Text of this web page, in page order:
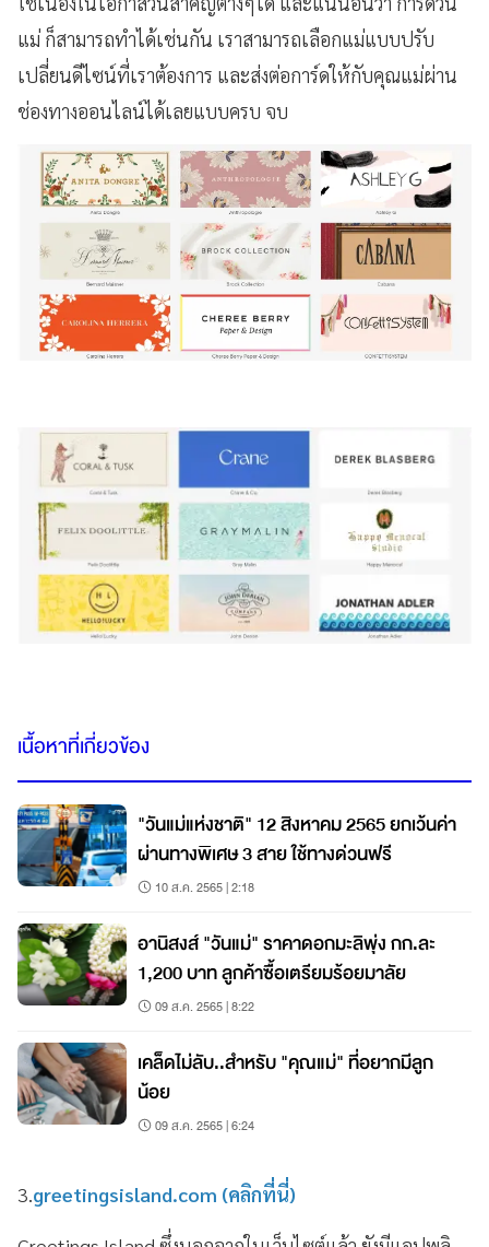
แม่ ก็สามารถทำได้เช่นกัน เราสามารถเลือกแม่แบบปรับ
เปลี่ยนดีไซน์ที่เราต้องการ และส่งต่อการ์ดให้กับคุณแม่ผ่าน
ช่องทางออนไลน์ได้เลยแบบครบ จบ
เนื้อหาที่เกี่ยวข้อง
"วันแม่แห่งชาติ" 12 สิงหาคม 2565 ยกเว้นค่า
ผ่านทางพิเศษ 3 สาย ใช้ทางด่วนฟรี
10 ส.ค. 2565 | 2:18
อานิสงส์ "วันแม่" ราคาดอกมะลิพุ่ง กก.ละ
1,200 บาท ลูกค้าซื้อเตรียมร้อยมาลัย
09 ส.ค. 2565 | 8:22
เคล็ดไม่ลับ..สำหรับ "คุณแม่" ที่อยากมีลูก
น้อย
09 ส.ค. 2565 | 6:24
3.greetingsisland.com (คลิกที่นี่)